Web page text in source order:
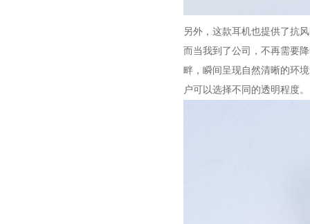
另外，这款耳机也提供了抗
而当我到了公司，不再需要
畔，瞬间呈现自然清晰的环
户可以选择不同的透明程度。